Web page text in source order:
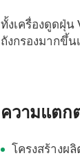
ทั้งเครื่องดูดฝุ่
ถังกรองมากขึ้
ความแตก
โครงสร้างผ